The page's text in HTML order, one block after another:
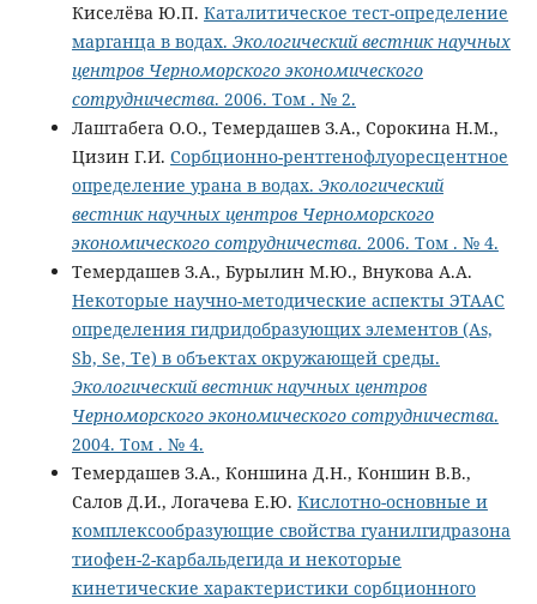
Киселёва Ю.П. Каталитическое тест-определение
марганца в водах. Экологический вестник научных
центров Черноморского экономического
сотрудничества. 2006. Том . № 2.
Лаштабега О.О., Темердашев З.А., Сорокина Н.М.,
Цизин Г.И. Сорбционно-рентгенофлуоресцентное
определение урана в водах. Экологический
вестник научных центров Черноморского
экономического сотрудничества. 2006. Том . № 4.
Темердашев З.А., Бурылин М.Ю., Внукова А.А.
Некоторые научно-методические аспекты ЭТААС
определения гидридобразующих элементов (As,
Sb, Se, Te) в объектах окружающей среды.
Экологический вестник научных центров
Черноморского экономического сотрудничества.
2004. Том . № 4.
Темердашев З.А., Коншина Д.Н., Коншин В.В.,
Салов Д.И., Логачева Е.Ю. Кислотно-основные и
комплексообразующие свойства гуанилгидразона
тиофен-2-карбальдегида и некоторые
кинетические характеристики сорбционного